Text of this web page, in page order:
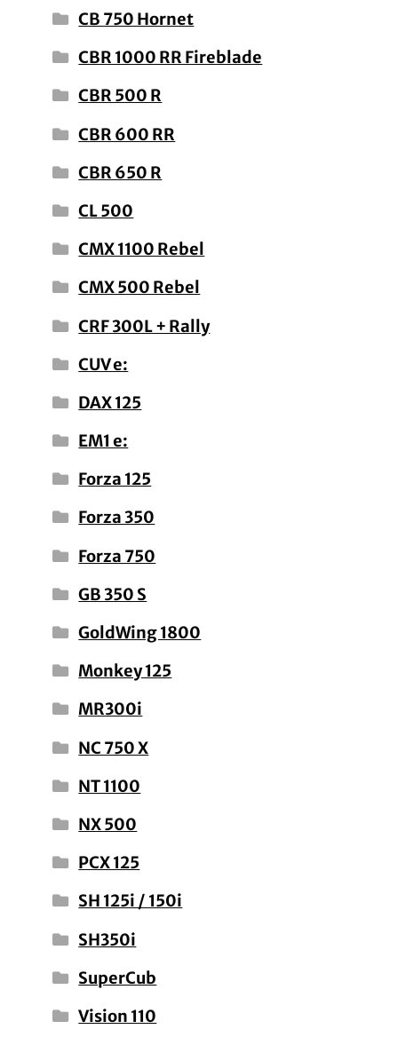
CB 750 Hornet
CBR 1000 RR Fireblade
CBR 500 R
CBR 600 RR
CBR 650 R
CL 500
CMX 1100 Rebel
CMX 500 Rebel
CRF 300L + Rally
CUV e:
DAX 125
EM1 e:
Forza 125
Forza 350
Forza 750
GB 350 S
GoldWing 1800
Monkey 125
MR300i
NC 750 X
NT 1100
NX 500
PCX 125
SH 125i / 150i
SH350i
SuperCub
Vision 110